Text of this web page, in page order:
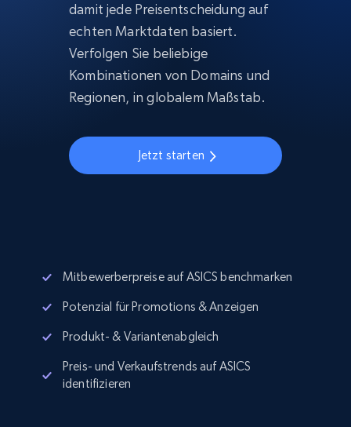
damit jede Preisentscheidung auf
echten Marktdaten basiert.
Verfolgen Sie beliebige
Kombinationen von Domains und
Regionen, in globalem Maßstab.
Jetzt starten
Mitbewerberpreise auf ASICS benchmarken
Potenzial für Promotions & Anzeigen
Produkt- & Variantenabgleich
Preis- und Verkaufstrends auf ASICS
identifizieren